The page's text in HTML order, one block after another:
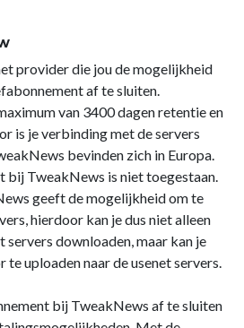
provider die jou de mogelijkheid
af te sluiten.
van 3400 dagen retentie en
is je verbinding met de servers
bevinden zich in Europa.
bij TweakNews is niet toegestaan.
geeft de mogelijkheid om te
hierdoor kan je dus niet alleen
servers downloaden, maar kan je
uploaden naar de usenet servers.
bij TweakNews af te sluiten